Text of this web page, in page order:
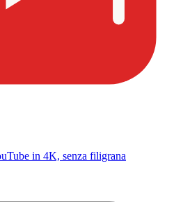
in 4K, senza filigrana